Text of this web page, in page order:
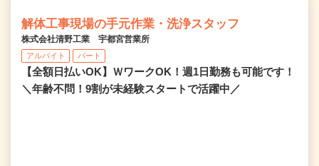
解体工事現場の手元作業・洗浄スタッフ
株式会社清野工業 宇都宮営業所
アルバイト パート
【全額日払いOK】ＷワークOK！週1日勤務も可能です！
＼年齢不問！9割が未経験スタートで活躍中／